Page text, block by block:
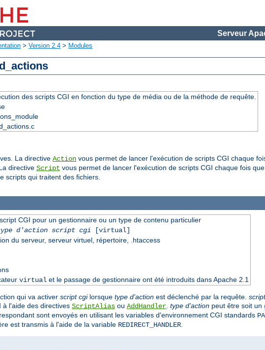
Serveur
> Version 2.4 > Modules
des scripts CGI en fonction du type de média ou de la méthode de requête.
La directive Action vous permet de lancer l'exécution de scripts CGI chaque
directive Script vous permet de lancer l'exécution de scripts CGI chaque fois
scripts qui traitent des fichiers.
CGI pour un gestionnaire ou un type de contenu particulier
d'action script cgi [virtual]
du serveur, serveur virtuel, répertoire, .htaccess
virtual et le passage de gestionnaire ont été introduits dans Apache 2.1
qui va activer script cgilorsque type d'action est déclenché par la requête.
à l'aide des directives ScriptAlias ou AddHandler type d'action peut être soit un
sont envoyés en utilisant les variables d'environnement CGI standards
est transmis à l'aide de la variable REDIRECT_HANDLER